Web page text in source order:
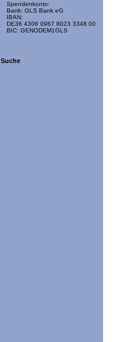
Spendenkonto:
Bank: GLS Bank eG
IBAN:
DE36 4306 0967 8023 3348 00
BIC: GENODEM1GLS
Suche